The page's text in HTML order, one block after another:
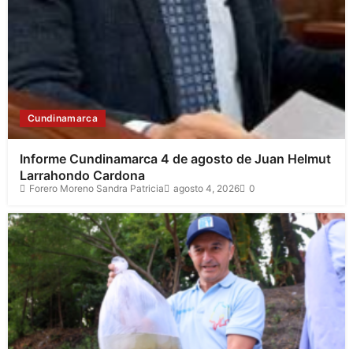
Cundinamarca
Informe Cundinamarca 4 de agosto de Juan Helmut
Larrahondo Cardona
Forero Moreno Sandra Patricia agosto 4, 2026 0